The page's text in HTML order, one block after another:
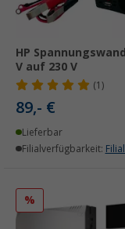
HP
V auf 230 V
(1)
89,- €
Lieferbar
Filialverfügbarkeit:
%